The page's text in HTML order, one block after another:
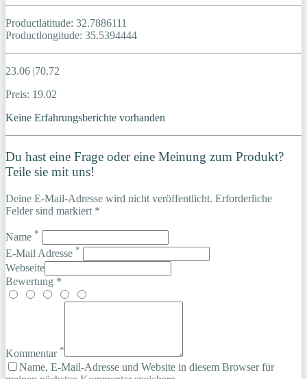
Productlatitude: 32.7886111
Productlongitude: 35.5394444
23.06 |70.72
Preis: 19.02
Keine Erfahrungsberichte vorhanden
Du hast eine Frage oder eine Meinung zum Produkt?
Teile sie mit uns!
Deine E-Mail-Adresse wird nicht veröffentlicht. Erforderliche
Felder sind markiert *
Name *
E-Mail Adresse *
Webseite
Bewertung *
Kommentar *
Name, E-Mail-Adresse und Website in diesem Browser für